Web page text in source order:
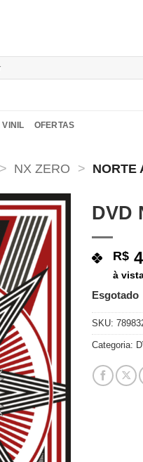
VINIL OFERTAS
> NX ZERO > NORTE
Adicionar
a lista de
desejos
DVD
R$
à
Esgotado
SKU:
Categoria: